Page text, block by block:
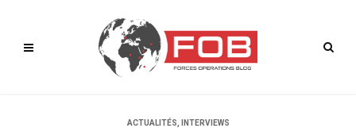
ACTUALITÉS INTERVIEWS